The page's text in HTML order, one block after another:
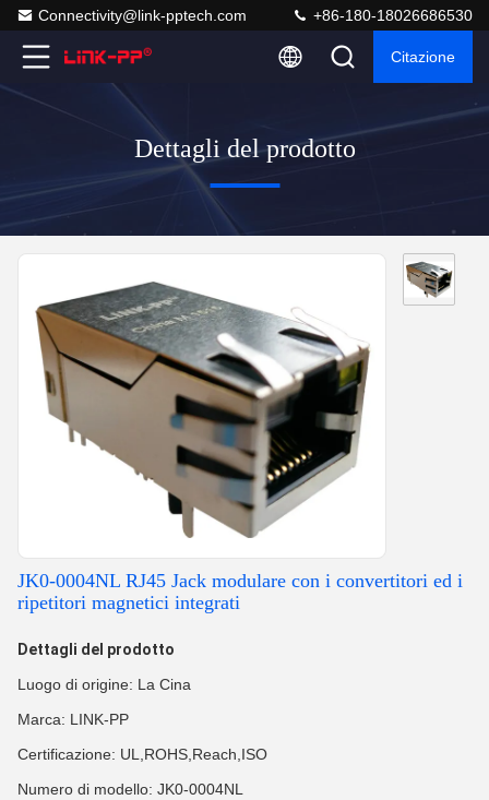
Connectivity@link-pptech.com +86-180-18026686530
Citazione
Dettagli del prodotto
JK0-0004NL RJ45 Jack modulare con i convertitori ed i
ripetitori magnetici integrati
Dettagli del prodotto
Luogo di origine: La Cina
Marca: LINK-PP
Certificazione: UL,ROHS,Reach,ISO
Numero di modello: JK0-0004NL